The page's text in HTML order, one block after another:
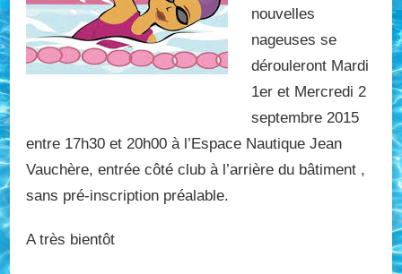
nouvelles
nageuses se
dérouleront Mardi
1er et Mercredi 2
septembre 2015
entre 17h30 et 20h00 à l’Espace Nautique Jean
Vauchère, entrée côté club à l’arrière du bâtiment ,
sans pré-inscription préalable.
A très bientôt